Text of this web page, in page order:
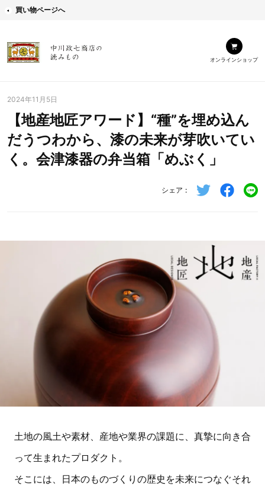
買い物ページへ
オンラインショップ
2024年11月5日
【地産地匠アワード】“種”を埋め込ん
だうつわから、漆の未来が芽吹いてい
く。会津漆器の弁当箱「めぶく」
シェア
土地の風土や素材、産地や業界の課題に、真摯に向き合
って生まれたプロダクト。
そこには、日本のものづくりの歴史を未来につなぐそれ